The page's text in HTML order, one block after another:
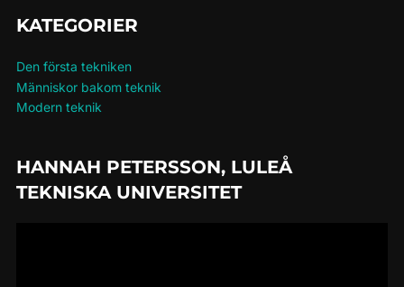
KATEGORIER
Den första tekniken
Människor bakom teknik
Modern teknik
HANNAH PETERSSON, LULEÅ
TEKNISKA UNIVERSITET